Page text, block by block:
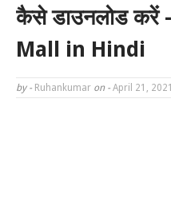
कैसे डाउनलोड
Mall in Hindi
by - Ruhankumar on - April 21, 2021